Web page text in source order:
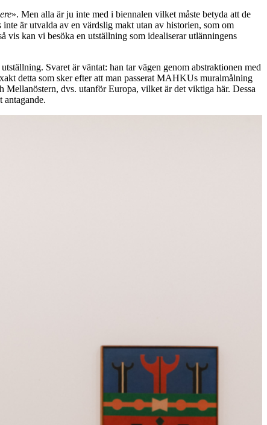
». Men alla är ju inte med i biennalen vilket måste betyda att de
inte är utvalda av en värdslig makt utan av historien, som om
vis kan vi besöka en utställning som idealiserar utlänningens
Svaret är väntat: han tar vägen genom abstraktionen med
detta som sker efter att man passerat MAHKUs muralmålning
dvs. utanför Europa, vilket är det viktiga här. Dessa
antagande.